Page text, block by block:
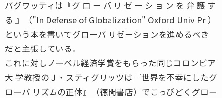
バグワッティは『グ ロ ー バ リ ゼ ー シ ョ ン を 弁 護 す
る 』（"In Defense of Globalization" Oxford Univ Pr ）
という本を書いてグローバ リゼーションを進めるべき
だと主張している。
これに対しノーベル経済学賞をもらった同じコロンビア
大 学教授のＪ・スティグリッツは『世界を不幸にしたグ
ローバ リズムの正体』（徳間書店）でこっぴどくグロー